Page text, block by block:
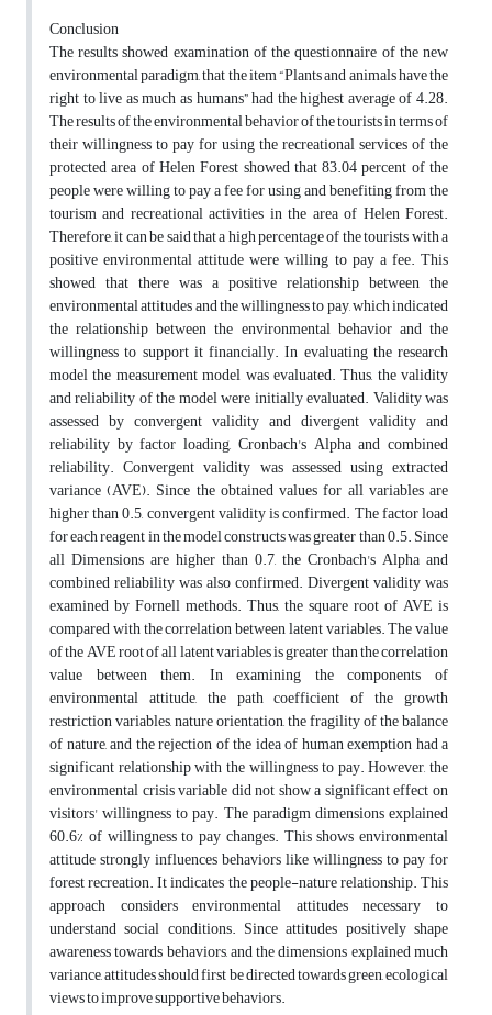
Conclusion
The results showed examination of the questionnaire of the new
environmental paradigm, that the item “Plants and animals have the
right to live as much as humans” had the highest average of 4.28.
The results of the environmental behavior of the tourists in terms of
their willingness to pay for using the recreational services of the
protected area of Helen Forest showed that 83.04 percent of the
people were willing to pay a fee for using and benefiting from the
tourism and recreational activities in the area of Helen Forest.
Therefore, it can be said that a high percentage of the tourists with a
positive environmental attitude were willing to pay a fee. This
showed that there was a positive relationship between the
environmental attitudes and the willingness to pay, which indicated
the relationship between the environmental behavior and the
willingness to support it financially. In evaluating the research
model the measurement model was evaluated. Thus, the validity
and reliability of the model were initially evaluated. Validity was
assessed by convergent validity and divergent validity and
reliability by factor loading, Cronbach's Alpha and combined
reliability. Convergent validity was assessed using extracted
variance (AVE). Since the obtained values for all variables are
higher than 0.5, convergent validity is confirmed. The factor load
for each reagent in the model constructs was greater than 0.5. Since
all Dimensions are higher than 0.7, the Cronbach's Alpha and
combined reliability was also confirmed. Divergent validity was
examined by Fornell methods. Thus, the square root of AVE is
compared with the correlation between latent variables. The value
of the AVE root of all latent variables is greater than the correlation
value between them. In examining the components of
environmental attitude, the path coefficient of the growth
restriction variables, nature orientation, the fragility of the balance
of nature, and the rejection of the idea of human exemption had a
significant relationship with the willingness to pay. However, the
environmental crisis variable did not show a significant effect on
visitors' willingness to pay. The paradigm dimensions explained
60.6% of willingness to pay changes. This shows environmental
attitude strongly influences behaviors like willingness to pay for
forest recreation. It indicates the people-nature relationship. This
approach considers environmental attitudes necessary to
understand social conditions. Since attitudes positively shape
awareness towards behaviors, and the dimensions explained much
variance, attitudes should first be directed towards green, ecological
views to improve supportive behaviors.